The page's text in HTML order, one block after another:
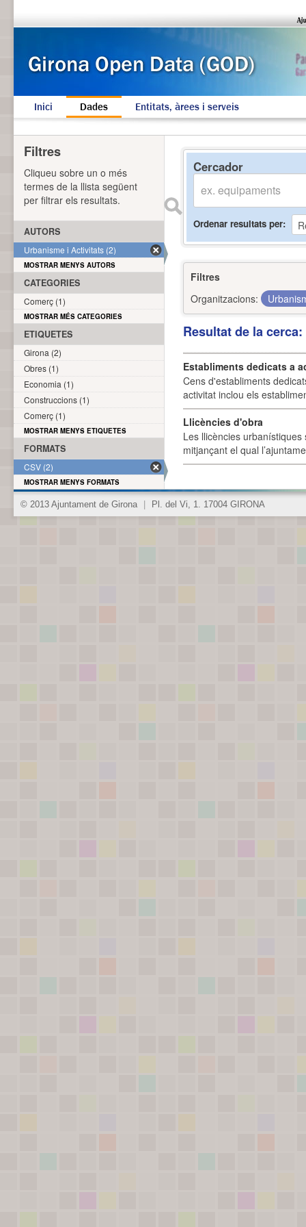
Inici Dades Entitats, àrees i serveis
Cercador
Ordenar resultats per
Filtres
Organitzacions:
Resultat de la
Establiments dedicats a
Cens d'establiments
activitat inclou els
Llicències d'obra
Les llicències
mitjançant el qual
Filtres
Cliqueu sobre un o més
termes de la llista següent
per filtrar els resultats.
AUTORS
Urbanisme i Activitats (2)
MOSTRAR MENYS AUTORS
CATEGORIES
Comerç (1)
MOSTRAR MÉS CATEGORIES
ETIQUETES
Girona (2)
Obres (1)
Economia (1)
Construccions (1)
Comerç (1)
MOSTRAR MENYS ETIQUETES
FORMATS
CSV (2)
MOSTRAR MENYS FORMATS
© 2013 Ajuntament de Girona Pl. del Vi, 1. 17004 GIRONA